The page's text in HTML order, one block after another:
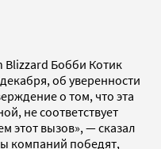
Blizzard Бобби Котик
об уверенности
о том, что эта
не соответствует
этот вызов», — сказал
компаний победят,